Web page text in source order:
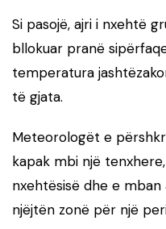
Si pasojë, ajri i nxehtë
bllokuar pranë
temperatura
të gjata.
Meteorologët e
kapak mbi një
nxehtësisë dhe e
njëjtën zonë për një